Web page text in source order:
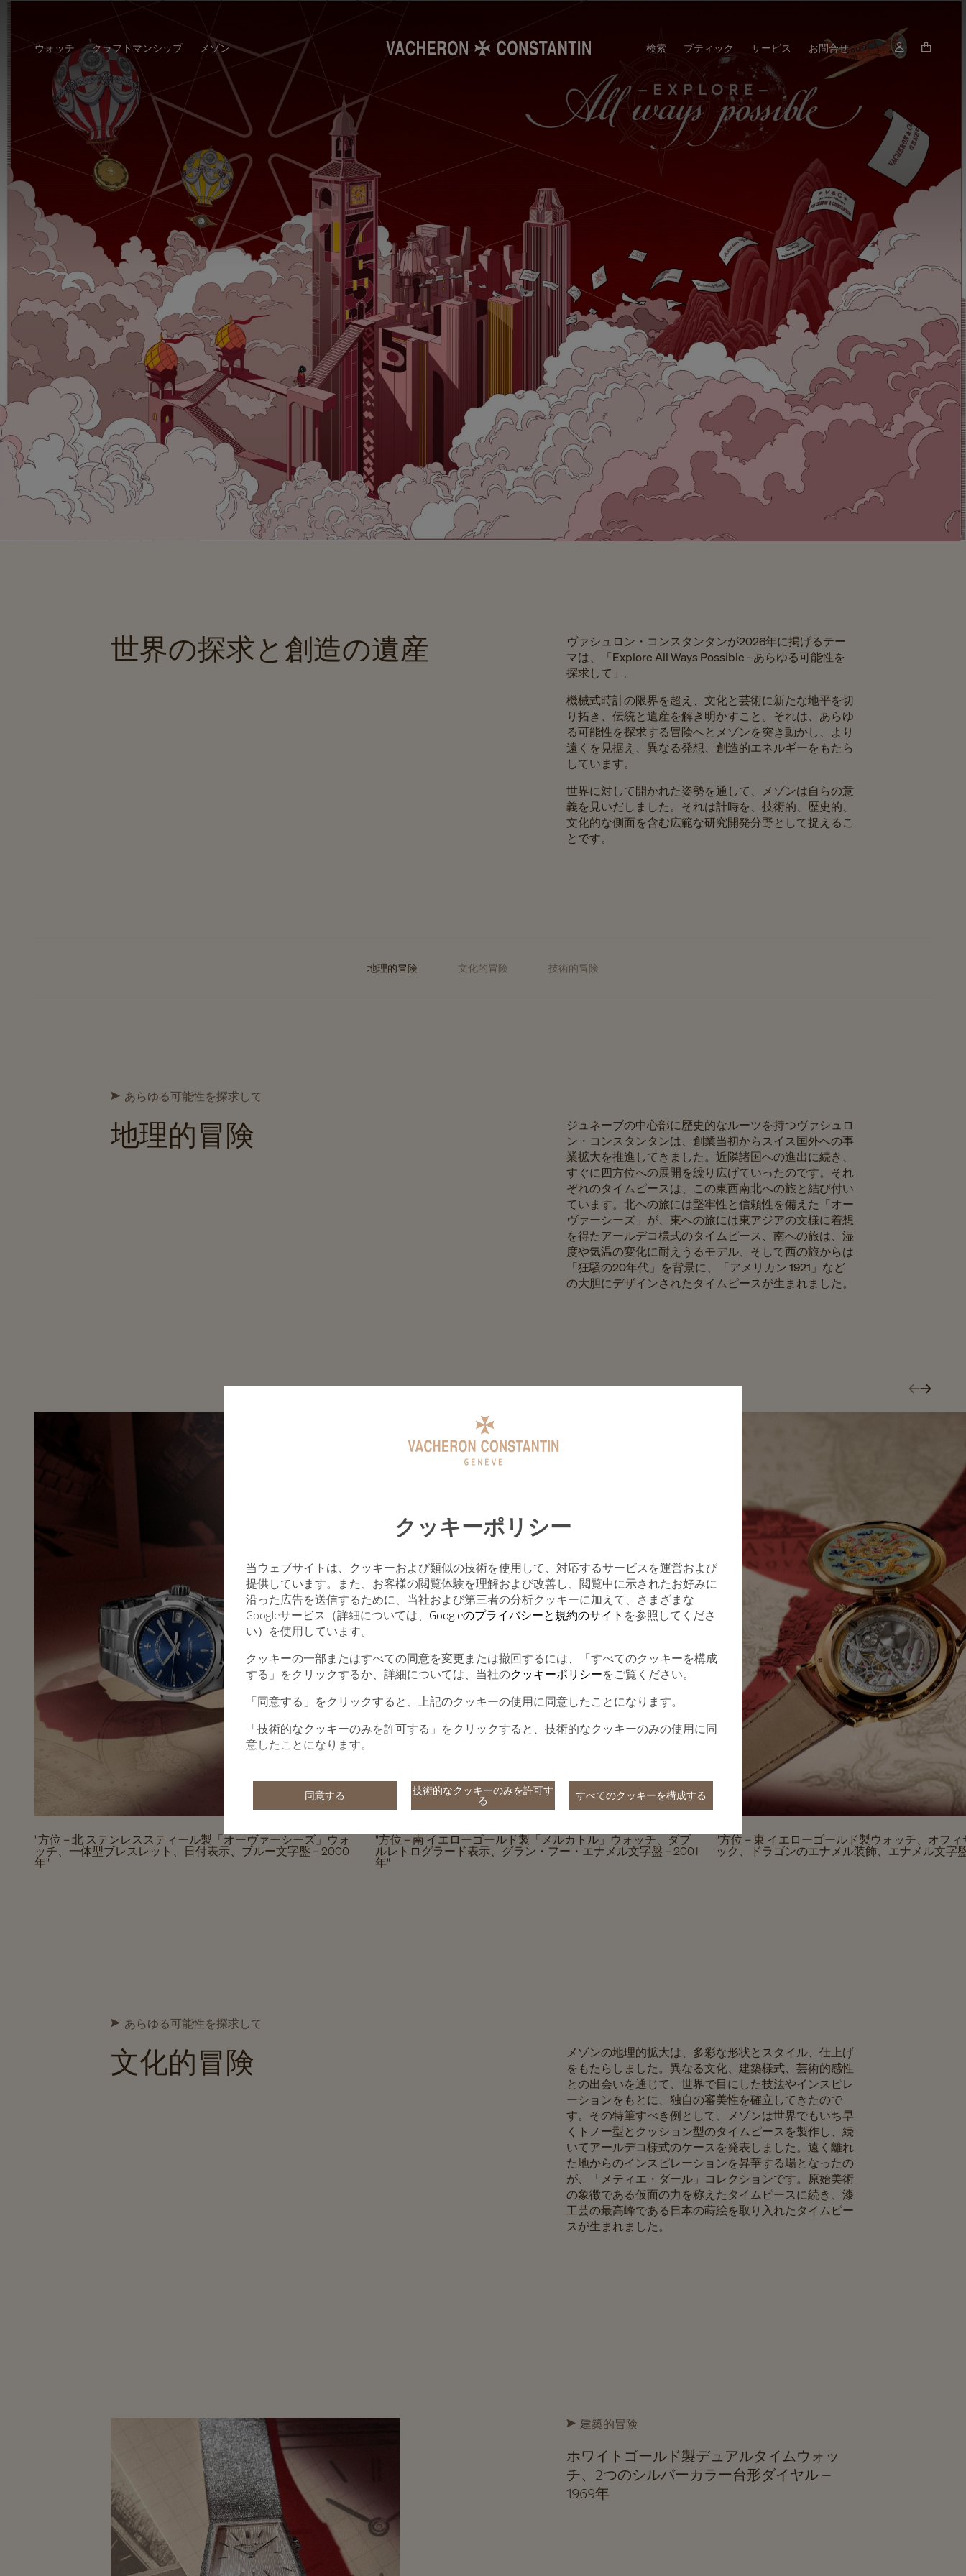
ウォッチ クラフトマンシップ メゾン 検索 ブティック サービス お問合せ
世界の探求と創造の遺産
ヴァシュロン・コンスタンタンが2026年に掲げるテー
マは、「Explore All Ways Possible - あらゆる可能性を
探求して」。
機械式時計の限界を超え、文化と芸術に新たな地平を切
り拓き、伝統と遺産を解き明かすこと。それは、あらゆ
る可能性を探求する冒険へとメゾンを突き動かし、より
遠くを見据え、異なる発想、創造的エネルギーをもたら
しています。
世界に対して開かれた姿勢を通して、メゾンは自らの意
義を見いだしました。それは計時を、技術的、歴史的、
文化的な側面を含む広範な研究開発分野として捉えるこ
とです。
地理的冒険 文化的冒険 技術的冒険
あらゆる可能性を探求して
地理的冒険
ジュネーブの中心部に歴史的なルーツを持つヴァシュロ
ン・コンスタンタンは、創業当初からスイス国外への事
業拡大を推進してきました。近隣諸国への進出に続き、
すぐに四方位への展開を繰り広げていったのです。それ
ぞれのタイムピースは、この東西南北への旅と結び付い
ています。北への旅には堅牢性と信頼性を備えた「オー
ヴァーシーズ」が、東への旅には東アジアの文様に着想
を得たアールデコ様式のタイムピース、南への旅は、湿
度や気温の変化に耐えうるモデル、そして西の旅からは
「狂騒の20年代」を背景に、「アメリカン 1921」など
の大胆にデザインされたタイムピースが生まれました。
"方位 – 北 ステンレススティール製「オーヴァーシーズ」ウォ
ッチ、一体型ブレスレット、日付表示、ブルー文字盤 – 2000
年"
"方位 – 南 イエローゴールド製「メルカトル」ウォッチ、ダブ
ルレトログラード表示、グラン・フー・エナメル文字盤 – 2001
年"
"方位 – 東 イエローゴールド製ウォッチ、オフ
ック、ドラゴンのエナメル装飾、エナメル文字
あらゆる可能性を探求して
文化的冒険
メゾンの地理的拡大は、多彩な形状とスタイル、仕上げ
をもたらしました。異なる文化、建築様式、芸術的感性
との出会いを通じて、世界で目にした技法やインスピレ
ーションをもとに、独自の審美性を確立してきたので
す。その特筆すべき例として、メゾンは世界でもいち早
くトノー型とクッション型のタイムピースを製作し、続
いてアールデコ様式のケースを発表しました。遠く離れ
た地からのインスピレーションを昇華する場となったの
が、「メティエ・ダール」コレクションです。原始美術
の象徴である仮面の力を称えたタイムピースに続き、漆
工芸の最高峰である日本の蒔絵を取り入れたタイムピー
スが生まれました。​
建築的冒険
ホワイトゴールド製デュアルタイムウォッ
チ、2つのシルバーカラー台形ダイヤル –
1969年
クッキーポリシー
当ウェブサイトは、クッキーおよび類似の技術を使用して、対応するサービスを運営および
提供しています。また、お客様の閲覧体験を理解および改善し、閲覧中に示されたお好みに
沿った広告を送信するために、当社および第三者の分析クッキーに加えて、さまざまな
Googleサービス（詳細については、 Googleのプライバシーと規約のサイト を参照してくださ
い）を使用しています。
クッキーの一部またはすべての同意を変更または撤回するには、「すべてのクッキーを構成
する」をクリックするか、詳細については、当社のクッキーポリシーをご覧ください。
「同意する」をクリックすると、上記のクッキーの使用に同意したことになります。
「技術的なクッキーのみを許可する」をクリックすると、技術的なクッキーのみの使用に同
意したことになります。
同意する 技術的なクッキーのみを許可す
る すべてのクッキーを構成する